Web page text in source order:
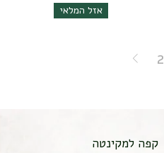
אזל המלאי
2
קפה למקינטה